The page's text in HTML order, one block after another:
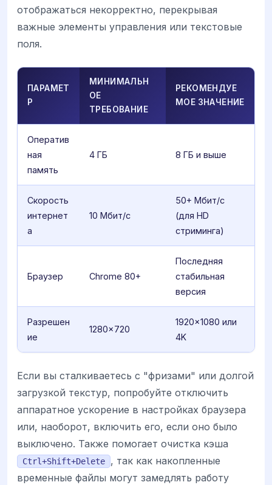
отображаться некорректно, перекрывая
важные элементы управления или текстовые
поля.
ПАРАМЕТ
Р
МИНИМАЛЬН
ОЕ
ТРЕБОВАНИЕ
РЕКОМЕНДУЕ
МОЕ ЗНАЧЕНИЕ
Оператив
ная
память
4 ГБ 8 ГБ и выше
Скорость
интернет
а
10 Мбит/с
50+ Мбит/с
(для HD
стриминга)
Браузер Chrome 80+
Последняя
стабильная
версия
Разрешен
ие
1280×720
1920×1080 или
4K
Если вы сталкиваетесь с "фризами" или долгой
загрузкой текстур, попробуйте отключить
аппаратное ускорение в настройках браузера
или, наоборот, включить его, если оно было
выключено. Также помогает очистка кэша
Ctrl+Shift+Delete
, так как накопленные
временные файлы могут замедлять работу